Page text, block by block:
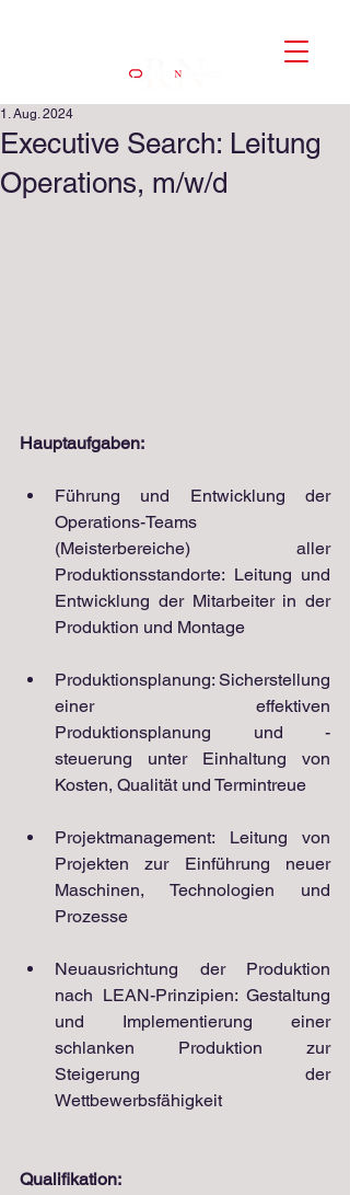
Executive Search: Leitung
Operations, m/w/d
1. Aug. 2024
Hauptaufgaben:
Führung und Entwicklung der
Operations-Teams
(Meisterbereiche) aller
Produktionsstandorte: Leitung und
Entwicklung der Mitarbeiter in der
Produktion und Montage
Produktionsplanung: Sicherstellung
einer effektiven
Produktionsplanung und -
steuerung unter Einhaltung von
Kosten, Qualität und Termintreue
Projektmanagement: Leitung von
Projekten zur Einführung neuer
Maschinen, Technologien und
Prozesse
Neuausrichtung der Produktion
nach LEAN-Prinzipien: Gestaltung
und Implementierung einer
schlanken Produktion zur
Steigerung der
Wettbewerbsfähigkeit
Qualifikation: